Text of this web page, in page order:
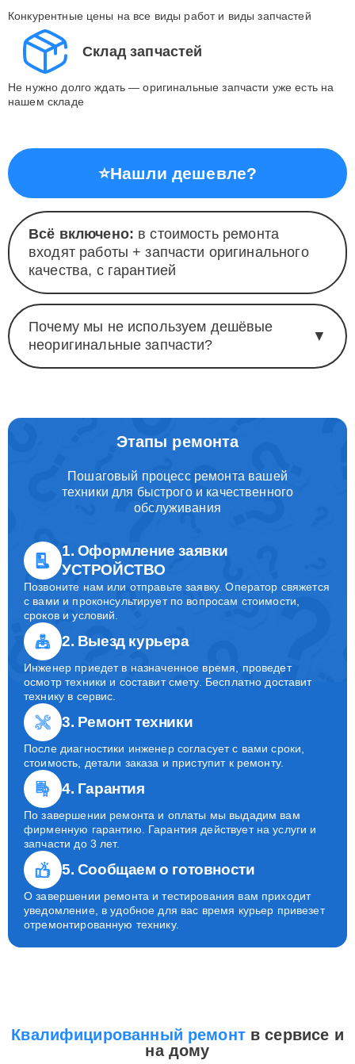
Конкурентные цены на все виды работ и виды запчастей
Склад запчастей
Не нужно долго ждать — оригинальные запчасти уже есть на
нашем складе
⭐Нашли дешевле?
Всё включено: в стоимость ремонта
входят работы + запчасти оригинального
качества, с гарантией
Почему мы не используем дешёвые
неоригинальные запчасти?
▼
Этапы ремонта
Пошаговый процесс ремонта вашей
техники для быстрого и качественного
обслуживания
1. Оформление заявки
УСТРОЙСТВО
Позвоните нам или отправьте заявку. Оператор свяжется
с вами и проконсультирует по вопросам стоимости,
сроков и условий.
2. Выезд курьера
Инженер приедет в назначенное время, проведет
осмотр техники и составит смету. Бесплатно доставит
технику в сервис.
3. Ремонт техники
После диагностики инженер согласует с вами сроки,
стоимость, детали заказа и приступит к ремонту.
4. Гарантия
По завершении ремонта и оплаты мы выдадим вам
фирменную гарантию. Гарантия действует на услуги и
запчасти до 3 лет.
5. Сообщаем о готовности
О завершении ремонта и тестирования вам приходит
уведомление, в удобное для вас время курьер привезет
отремонтированную технику.
Квалифицированный ремонтв сервисе и
на дому